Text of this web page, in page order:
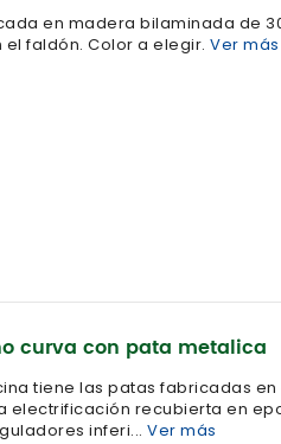
en madera bilaminada de
el faldón. Color a elegir.Ver más
curva con pata metalica
tiene las patas fabricadas
electrificación recubierta en
inferi...Ver más